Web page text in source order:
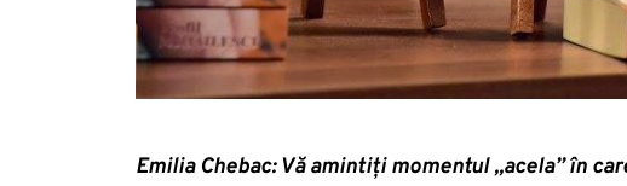
Emilia Chebac: Vă amintiți momentul „acela” în